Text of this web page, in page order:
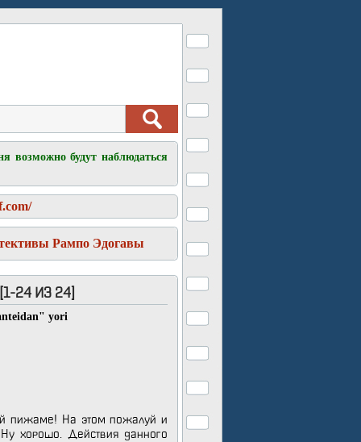
возможно будут наблюдаться
Рампо Эдогавы
24 ИЗ 24]
yori
пижаме! На этом пожалуй и
хорошо. Действия данного